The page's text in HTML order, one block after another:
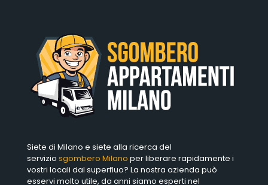
Siete di Milano e siete alla ricerca del
servizio sgombero Milano per liberare rapidamente i
vostri locali dal superfluo? La nostra azienda può
esservi molto utile, da anni siamo esperti nel